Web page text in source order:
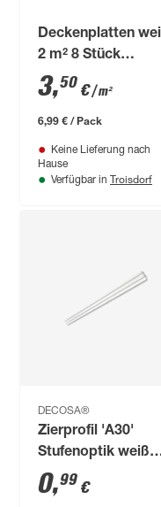
Deckenplatten
2 m² 8 Stück
"Hamburg"
3,50 €/ m²
6,99 € / Pack
Keine Lieferung nach
Hause
Verfügbar in Troisdorf
DECOSA®
Zierprofil 'A30'
Stufenoptik weiß
100 x 2 x 3 cm
0,99 €